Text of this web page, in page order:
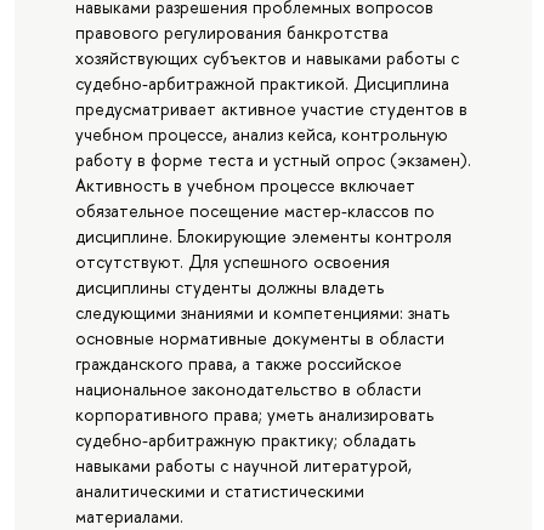
навыками разрешения проблемных вопросов
правового регулирования банкротства
хозяйствующих субъектов и навыками работы с
судебно-арбитражной практикой. Дисциплина
предусматривает активное участие студентов в
учебном процессе, анализ кейса, контрольную
работу в форме теста и устный опрос (экзамен).
Активность в учебном процессе включает
обязательное посещение мастер-классов по
дисциплине. Блокирующие элементы контроля
отсутствуют. Для успешного освоения
дисциплины студенты должны владеть
следующими знаниями и компетенциями: знать
основные нормативные документы в области
гражданского права, а также российское
национальное законодательство в области
корпоративного права; уметь анализировать
судебно-арбитражную практику; обладать
навыками работы с научной литературой,
аналитическими и статистическими
материалами.